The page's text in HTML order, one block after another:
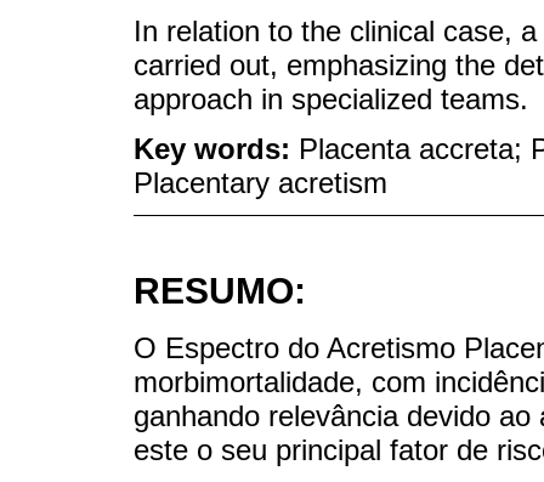
In relation to the clinical case,
carried out, emphasizing the
approach in specialized teams.
Key words: Placenta accreta;
Placentary acretism
RESUMO:
O Espectro do Acretismo
morbimortalidade, com
ganhando relevância devido
este o seu principal fator de